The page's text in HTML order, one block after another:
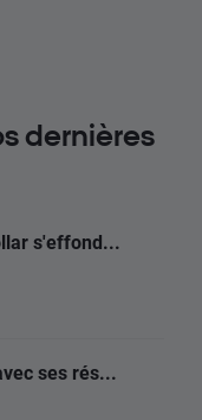
dernières
s'effond...
ses rés...